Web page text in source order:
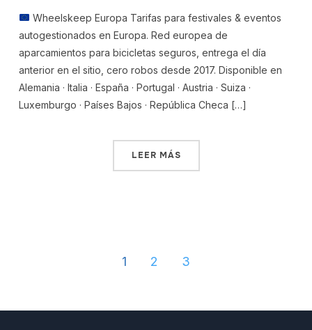
Wheelskeep Europa Tarifas para festivales & eventos
autogestionados en Europa. Red europea de
aparcamientos para bicicletas seguros, entrega el día
anterior en el sitio, cero robos desde 2017. Disponible en
Alemania · Italia · España · Portugal · Austria · Suiza ·
Luxemburgo · Países Bajos · República Checa […]
LEER MÁS
1 2 3